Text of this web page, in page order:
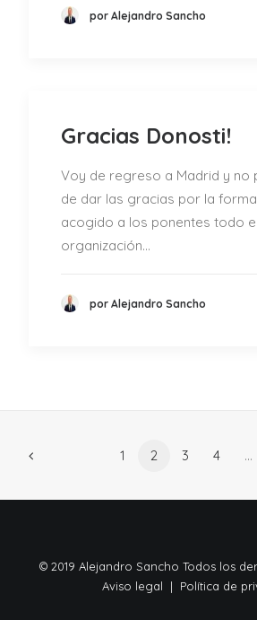
por Alejandro Sancho
Gracias Donosti!
Voy de regreso a Madrid y no
de dar las gracias por la
acogido a los ponentes todo
organización…
por Alejandro Sancho
1 2 3 4 …
© 2019 Alejandro Sancho Todos los
Aviso legal
| Política de